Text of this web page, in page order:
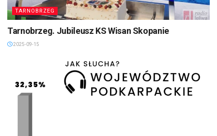
TARNOBRZEG
Tarnobrzeg. Jubileusz KS Wisan Skopanie
2025-09-15